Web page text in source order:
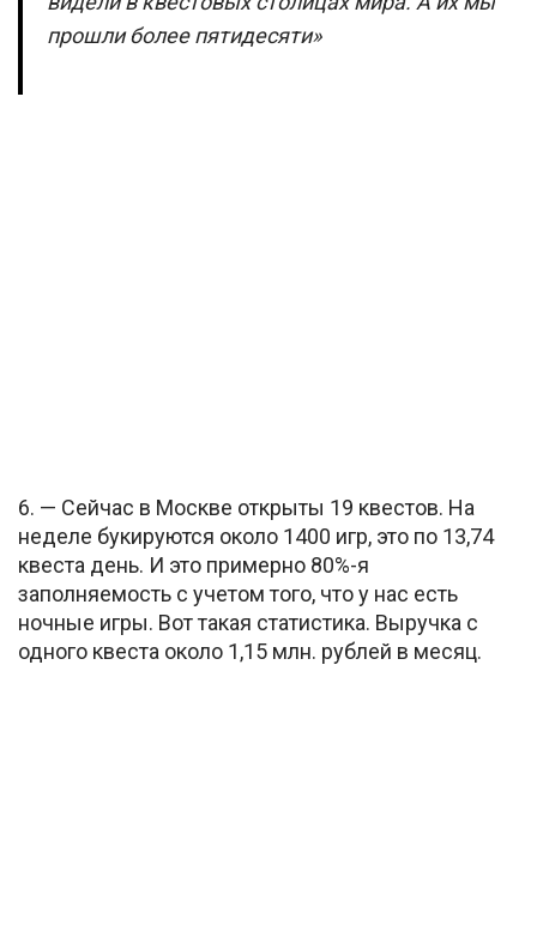
прошли более пятидесяти»
6. — Сейчас в Москве открыты 19 квестов. На
неделе букируются около 1400 игр, это по 13,74
квеста день. И это примерно 80%-я
заполняемость с учетом того, что у нас есть
ночные игры. Вот такая статистика. Выручка с
одного квеста около 1,15 млн. рублей в месяц.